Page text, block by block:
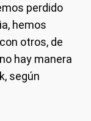
perdido
hemos
otros, de
hay manera
según